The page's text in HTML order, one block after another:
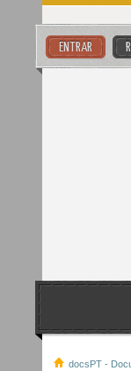
ENTRAR
docsPT -